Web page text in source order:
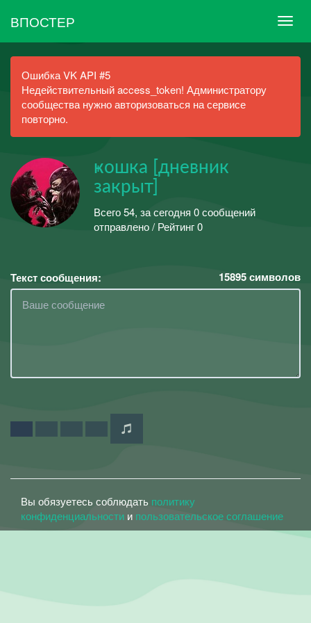
ВПОСТЕР
Ошибка VK API #5
Недействительный access_token! Администратору
сообщества нужно авторизоваться на сервисе
повторно.
ҝошка [дневник
закрыт]
Всего 54, за сегодня 0 сообщений
отправлено / Рейтинг 0
Текст сообщения: 15895символов
Вы обязуетесь соблюдать политику
конфиденциальности и пользовательское соглашение